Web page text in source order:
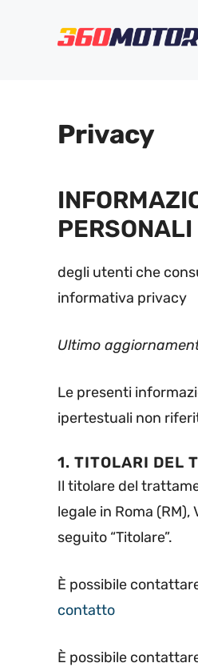
Privacy
PERSONALI
degli utenti che
informativa privacy
Ultimo
Le presenti
ipertestuali non
1. TITOLARI DEL
Il titolare del
legale in Roma
seguito “Titolare”.
È possibile
contatto
È possibile